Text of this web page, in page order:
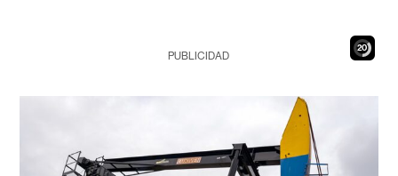
18
PUBLICIDAD